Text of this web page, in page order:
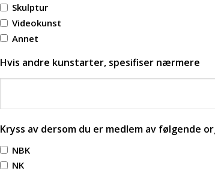
Skulptur
Videokunst
Annet
Hvis andre kunstarter, spesifiser nærmere
Kryss av dersom du er medlem av følgende
NBK
NK